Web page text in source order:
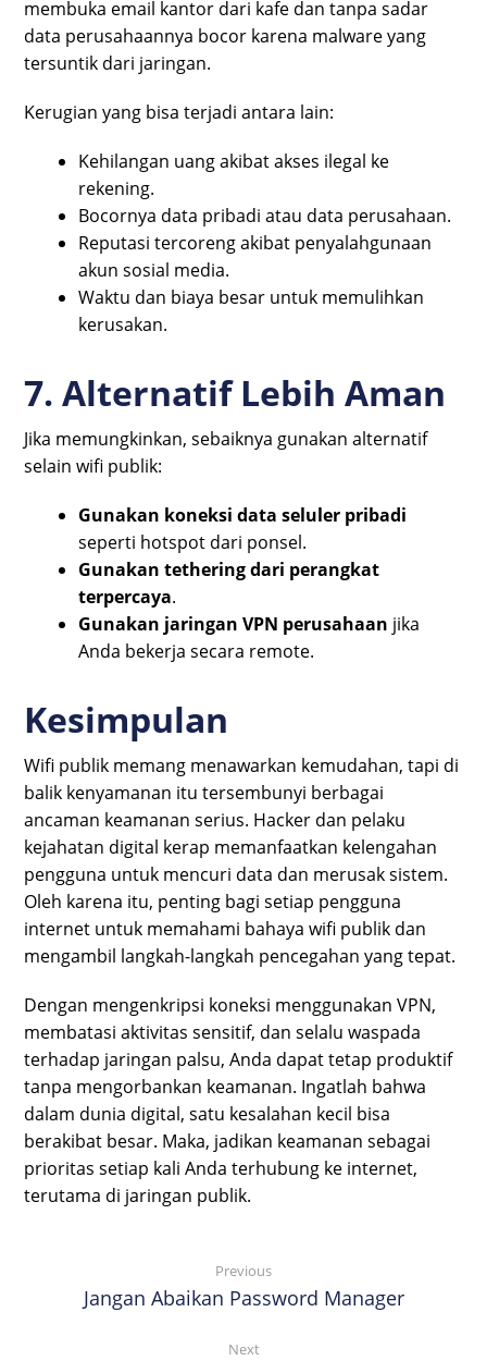
membuka email kantor dari kafe dan tanpa sadar
data perusahaannya bocor karena malware yang
tersuntik dari jaringan.
Kerugian yang bisa terjadi antara lain:
Kehilangan uang akibat akses ilegal ke
rekening.
Bocornya data pribadi atau data perusahaan.
Reputasi tercoreng akibat penyalahgunaan
akun sosial media.
Waktu dan biaya besar untuk memulihkan
kerusakan.
7. Alternatif Lebih Aman
Jika memungkinkan, sebaiknya gunakan alternatif
selain wifi publik:
Gunakan koneksi data seluler pribadi
seperti hotspot dari ponsel.
Gunakan tethering dari perangkat
terpercaya.
Gunakan jaringan VPN perusahaan jika
Anda bekerja secara remote.
Kesimpulan
Wifi publik memang menawarkan kemudahan, tapi di
balik kenyamanan itu tersembunyi berbagai
ancaman keamanan serius. Hacker dan pelaku
kejahatan digital kerap memanfaatkan kelengahan
pengguna untuk mencuri data dan merusak sistem.
Oleh karena itu, penting bagi setiap pengguna
internet untuk memahami bahaya wifi publik dan
mengambil langkah-langkah pencegahan yang tepat.
Dengan mengenkripsi koneksi menggunakan VPN,
membatasi aktivitas sensitif, dan selalu waspada
terhadap jaringan palsu, Anda dapat tetap produktif
tanpa mengorbankan keamanan. Ingatlah bahwa
dalam dunia digital, satu kesalahan kecil bisa
berakibat besar. Maka, jadikan keamanan sebagai
prioritas setiap kali Anda terhubung ke internet,
terutama di jaringan publik.
Previous
Jangan Abaikan Password Manager
Next